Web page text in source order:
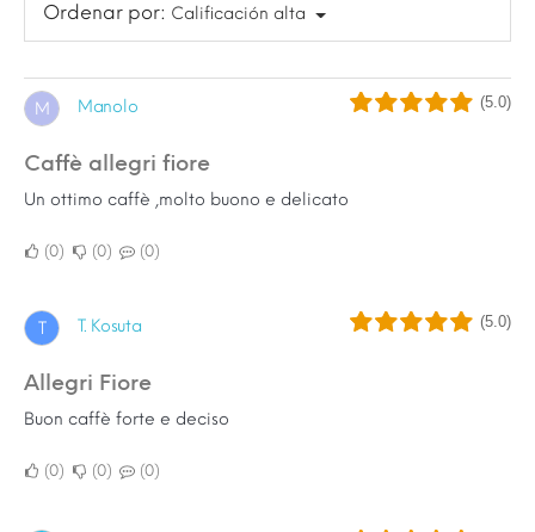
Ordenar por: Calificación alta
M Manolo (5.0)
Caffè allegri fiore
Un ottimo caffè ,molto buono e delicato
0 0 0
T T. Kosuta (5.0)
Allegri Fiore
Buon caffè forte e deciso
0 0 0